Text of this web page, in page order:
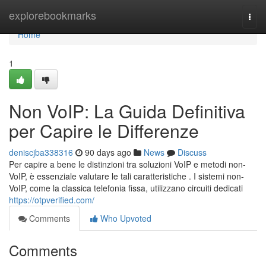
explorebookmarks
Home
Home
1
Non VoIP: La Guida Definitiva
per Capire le Differenze
deniscjba338316 90 days ago News
Discuss
Per capire a bene le distinzioni tra soluzioni VoIP e metodi non-
VoIP, è essenziale valutare le tali caratteristiche . I sistemi non-
VoIP, come la classica telefonia fissa, utilizzano circuiti dedicati
https://otpverified.com/
Comments
Who Upvoted
Comments